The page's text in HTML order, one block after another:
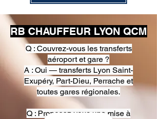
RB CHAUFFEUR LYON QCM
Q : Couvrez-vous les transferts
aéroport et gare ?
A : Oui — transferts Lyon Saint-
Exupéry, Part-Dieu, Perrache et
toutes gares régionales.
Q : Proposez-vous une mise à